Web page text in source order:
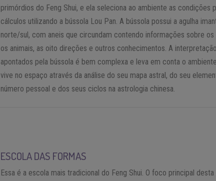
primórdios do Feng Shui, e ela seleciona ao ambiente as condições
cálculos utilizando a bússola Lou Pan. A bússola possui a agulha
norte/sul, com aneis que circundam contendo informações sobre
os animais, as oito direções e outros conhecimentos. A
apontados pela bússola é bem complexa e leva em conta o
vive no espaço através da análise do seu mapa astral, do seu
número pessoal e dos seus ciclos na astrologia chinesa.
ESCOLA DAS FORMAS
Essa é a escola mais tradicional do Feng Shui. O foco principal